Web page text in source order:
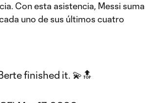
Con esta asistencia, Messi suma
uno de sus últimos cuatro
finished it. 💫🔝